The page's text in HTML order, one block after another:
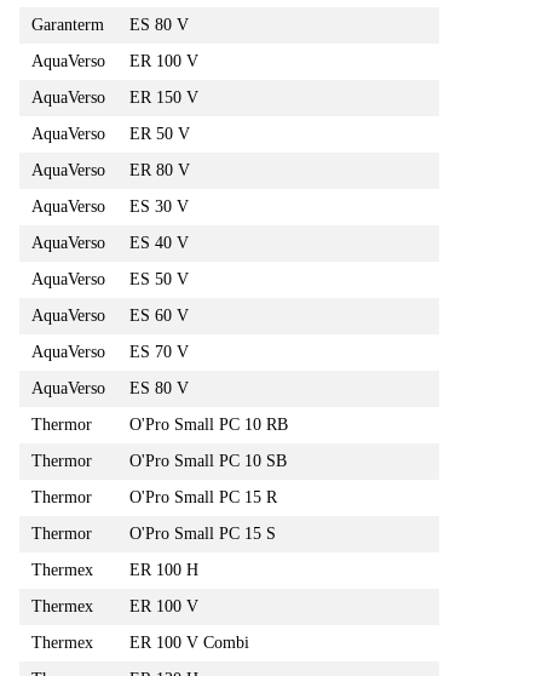
Garanterm
ES 80 V
AquaVerso
ER 100 V
AquaVerso
ER 150 V
AquaVerso
ER 50 V
AquaVerso
ER 80 V
AquaVerso
ES 30 V
AquaVerso
ES 40 V
AquaVerso
ES 50 V
AquaVerso
ES 60 V
AquaVerso
ES 70 V
AquaVerso
ES 80 V
Thermor
O'Pro Small PC 10 RB
Thermor
O'Pro Small PC 10 SB
Thermor
O'Pro Small PC 15 R
Thermor
O'Pro Small PC 15 S
Thermex
ER 100 H
Thermex
ER 100 V
Thermex
ER 100 V Combi